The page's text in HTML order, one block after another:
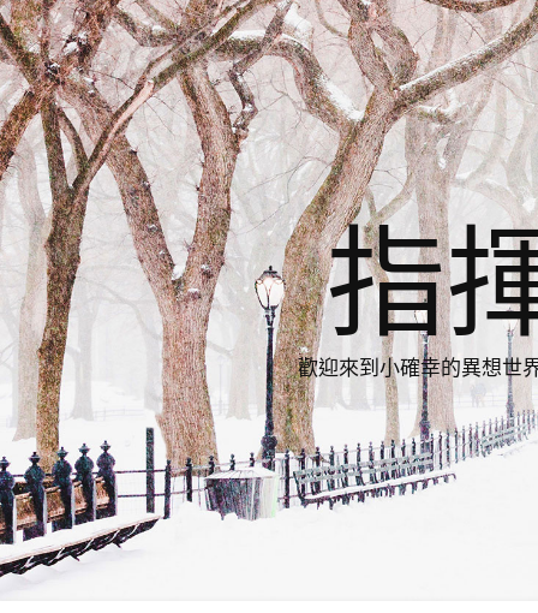
指
歡迎來到小確幸的異想世